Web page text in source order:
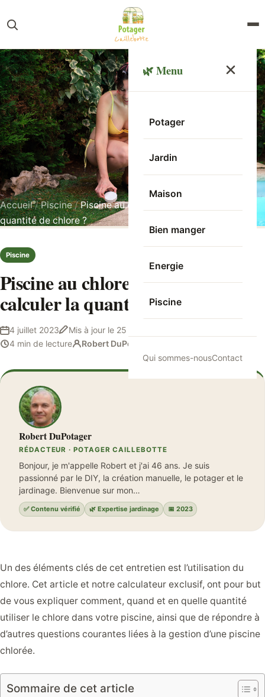
🌿 Menu
Potager
Jardin
Maison
Bien manger
Energie
Piscine
Qui sommes-nousContact
Accueil / Piscine/ Piscine au chlore : comment calculer la
quantité de chlore ?
Piscine
Piscine au chlore : comment
calculer la quantité de chlore ?
4 juillet 2023 Mis à jour le 25 septembre 2023
4 min de lecture
Robert DuPotager
Robert DuPotager
RÉDACTEUR · POTAGER CAILLEBOTTE
Bonjour, je m'appelle Robert et j'ai 46 ans. Je suis
passionné par le DIY, la création manuelle, le potager et le
jardinage. Bienvenue sur mon…
✅ Contenu vérifié 🌿 Expertise jardinage 📅 2023
Un des éléments clés de cet entretien est l’utilisation du
chlore. Cet article et notre calculateur exclusif, ont pour but
de vous expliquer comment, quand et en quelle quantité
utiliser le chlore dans votre piscine, ainsi que de répondre à
d’autres questions courantes liées à la gestion d’une piscine
chlorée.
Sommaire de cet article